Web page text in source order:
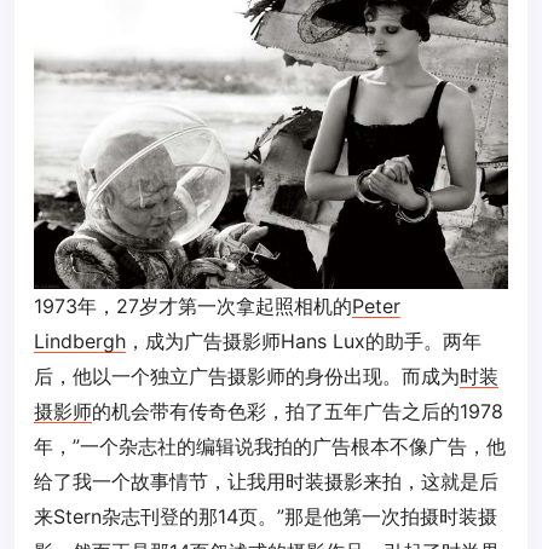
1973年，27岁才第一次拿起照相机的Peter
Lindbergh ，成为广告摄影师Hans Lux的助手。两年
后，他以一个独立广告摄影师的身份出现。而成为时装
摄影师的机会带有传奇色彩，拍了五年广告之后的1978
年，”一个杂志社的编辑说我拍的广告根本不像广告，他
给了我一个故事情节，让我用时装摄影来拍，这就是后
来Stern杂志刊登的那14页。”那是他第一次拍摄时装摄